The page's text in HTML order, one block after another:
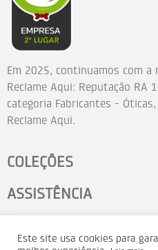
Em 2025, continuamos com a
Reclame Aqui: Reputação RA
categoria Fabricantes -
Reclame Aqui.
COLEÇÕES
ASSISTÊNCIA
Este site usa cookies para